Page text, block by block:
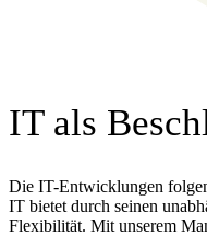
IT als
Die IT-Entwicklungen
IT bietet durch seinen
Flexibilität. Mit unserem